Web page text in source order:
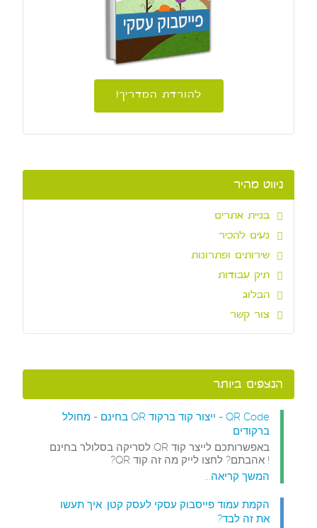
להורדת המדריך!
ניווט מהיר
בניית אתרים
נעים להכיר
שירותים ופתרונות
תיק עבודות
הבלוג
צור קשר
הנצפים ביותר
QR Code - ייצור קוד ברקוד QR בחינם - מחולל
ברקודים
באפשרותכם לייצר קוד QR לסריקה בסלולר בחינם
! אהבתם? לחצו לייק מה זה קוד QR?
המשך קריאה...
הקמת עמוד פייסבוק עסקי לעסק קטן. איך תעשו
את זה לבד?